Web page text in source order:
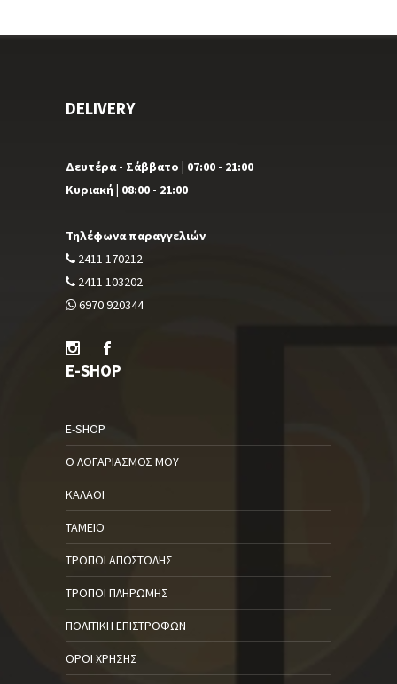
DELIVERY
Δευτέρα - Σάββατο | 07:00 - 21:00
Κυριακή | 08:00 - 21:00
Τηλέφωνα παραγγελιών
2411 170212
2411 103202
6970 920344
E-SHOP
E-SHOP
Ο ΛΟΓΑΡΙΑΣΜΌΣ ΜΟΥ
ΚΑΛΆΘΙ
ΤΑΜΕΊΟ
ΤΡΌΠΟΙ ΑΠΟΣΤΟΛΉΣ
ΤΡΌΠΟΙ ΠΛΗΡΩΜΉΣ
ΠΟΛΙΤΙΚΉ ΕΠΙΣΤΡΟΦΏΝ
ΌΡΟΙ ΧΡΉΣΗΣ